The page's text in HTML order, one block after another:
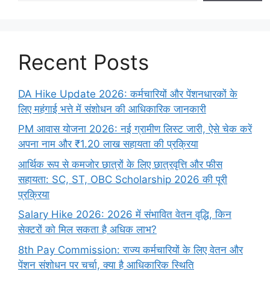
Recent Posts
DA Hike Update 2026: कर्मचारियों और पेंशनधारकों के
लिए महंगाई भत्ते में संशोधन की आधिकारिक जानकारी
PM आवास योजना 2026: नई ग्रामीण लिस्ट जारी, ऐसे चेक करें
अपना नाम और ₹1.20 लाख सहायता की प्रक्रिया
आर्थिक रूप से कमजोर छात्रों के लिए छात्रवृत्ति और फीस
सहायता: SC, ST, OBC Scholarship 2026 की पूरी
प्रक्रिया
Salary Hike 2026: 2026 में संभावित वेतन वृद्धि, किन
सेक्टरों को मिल सकता है अधिक लाभ?
8th Pay Commission: राज्य कर्मचारियों के लिए वेतन और
पेंशन संशोधन पर चर्चा, क्या है आधिकारिक स्थिति